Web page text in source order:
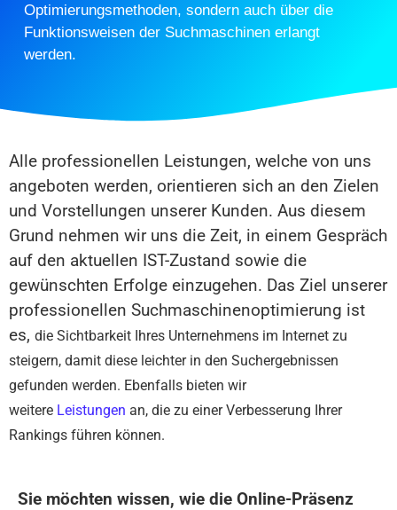
Optimierungsmethoden, sondern auch über die
Funktionsweisen der Suchmaschinen erlangt
werden.
Alle professionellen Leistungen, welche von uns
angeboten werden, orientieren sich an den Zielen
und Vorstellungen unserer Kunden. Aus diesem
Grund nehmen wir uns die Zeit, in einem Gespräch
auf den aktuellen IST-Zustand sowie die
gewünschten Erfolge einzugehen. Das Ziel unserer
professionellen Suchmaschinenoptimierung ist
es, die Sichtbarkeit Ihres Unternehmens im Internet zu
steigern, damit diese leichter in den Suchergebnissen
gefunden werden. Ebenfalls bieten wir
weitere Leistungen an, die zu einer Verbesserung Ihrer
Rankings führen können.
Sie möchten wissen, wie die Online-Präsenz